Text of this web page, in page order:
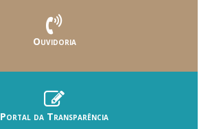
Ouvidoria
Portal da Transparência